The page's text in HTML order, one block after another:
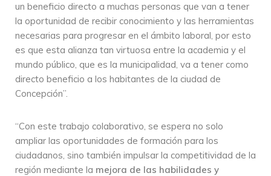
un beneficio directo a muchas personas que van a tener
la oportunidad de recibir conocimiento y las herramientas
necesarias para progresar en el ámbito laboral, por esto
es que esta alianza tan virtuosa entre la academia y el
mundo público, que es la municipalidad, va a tener como
directo beneficio a los habitantes de la ciudad de
Concepción”.
“Con este trabajo colaborativo, se espera no solo
ampliar las oportunidades de formación para los
ciudadanos, sino también impulsar la competitividad de la
región mediante la mejora de las habilidades y